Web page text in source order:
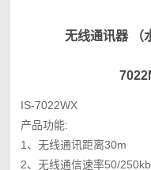
无线通讯器 （
IS-7022WX
产品功能:
1、无线通讯距离30m
2、无线通信速率50/